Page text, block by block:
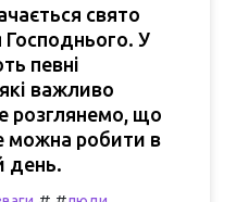
свято
У
певні
важливо
розглянемо, що
можна робити в
день.